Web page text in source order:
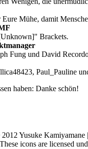
Mühe, damit
Brackets.
Fung und David
Paul_Pauline
haben: Danke schön!
Yusuke Kamiyamane
icons are licensed